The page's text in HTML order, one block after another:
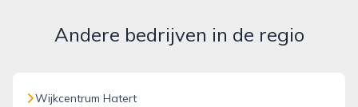
Andere bedrijven in de regio
Wijkcentrum Hatert